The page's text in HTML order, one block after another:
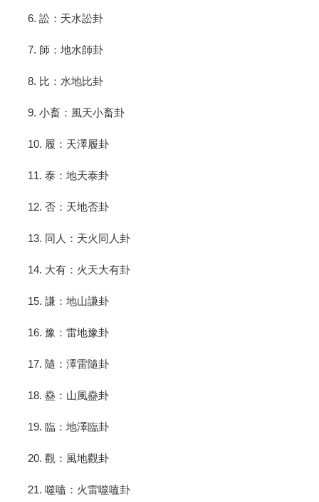
6. 訟：天水訟卦
7. 師：地水師卦
8. 比：水地比卦
9. 小畜：風天小畜卦
10. 履：天澤履卦
11. 泰：地天泰卦
12. 否：天地否卦
13. 同人：天火同人卦
14. 大有：火天大有卦
15. 謙：地山謙卦
16. 豫：雷地豫卦
17. 隨：澤雷隨卦
18. 蠱：山風蠱卦
19. 臨：地澤臨卦
20. 觀：風地觀卦
21. 噬嗑：火雷噬嗑卦